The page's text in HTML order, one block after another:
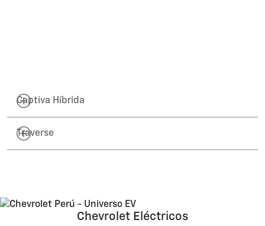
Captiva Híbrida
Traverse
Chevrolet Eléctricos